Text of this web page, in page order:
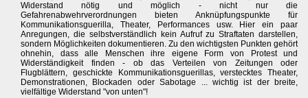
Widerstand nötig und möglich - nicht nur die
Gefahrenabwehrverordnungen bieten Anknüpfungspunkte für
Kommunikationsguerilla, Theater, Performances usw. Hier ein paar
Anregungen, die selbstverständlich kein Aufruf zu Straftaten darstellen,
sondern Möglichkeiten dokumentieren. Zu den wichtigsten Punkten gehört
ohnehin, dass alle Menschen ihre eigene Form von Protest und
Widerständigkeit finden - ob das Verteilen von Zeitungen oder
Flugblättern, geschickte Kommunikationsguerillas, verstecktes Theater,
Demonstrationen, Blockaden oder Sabotage ... wichtig ist der breite,
vielfältige Widerstand "von unten"!